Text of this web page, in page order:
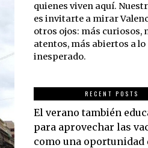
quienes viven aquí.
es invitarte a mirar
otros ojos: más curiosos,
atentos, más abiertos a lo
inesperado.
RECENT POSTS
El verano también
para aprovechar las
como una oportunidad